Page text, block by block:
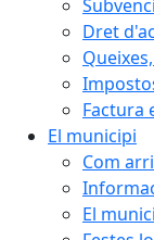
Dret
Factura
El municipi
Com
El